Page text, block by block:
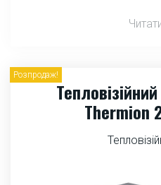
Розпродаж!
Thermion